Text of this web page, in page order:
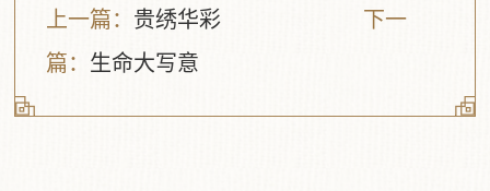
上一篇： 贵绣华彩
下一
篇： 生命大写意